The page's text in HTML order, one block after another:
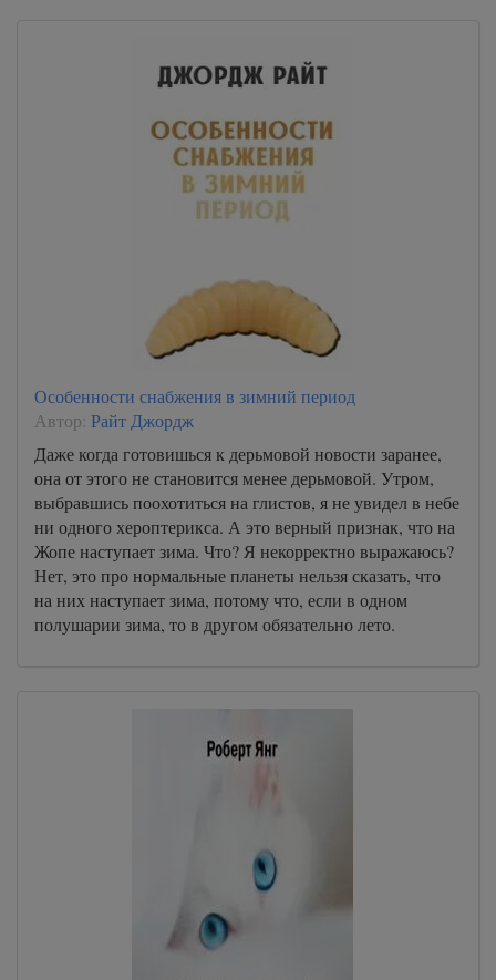
Особенности снабжения в зимний период
Автор: Райт Джордж
Даже когда готовишься к дерьмовой новости заранее,
она от этого не становится менее дерьмовой. Утром,
выбравшись поохотиться на глистов, я не увидел в небе
ни одного хероптерикса. А это верный признак, что на
Жопе наступает зима. Что? Я некорректно выражаюсь?
Нет, это про нормальные планеты нельзя сказать, что
на них наступает зима, потому что, если в одном
полушарии зима, то в другом обязательно лето.